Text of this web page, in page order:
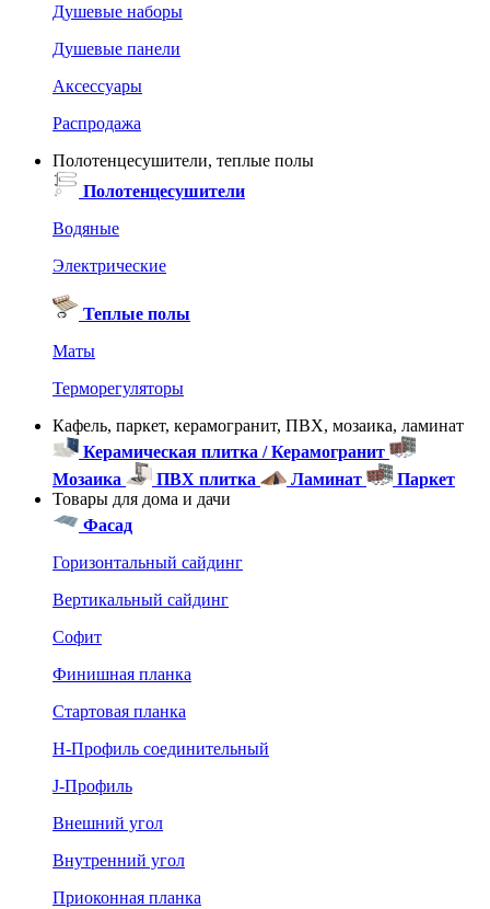
Душевые наборы
Душевые панели
Аксессуары
Распродажа
Полотенцесушители, теплые полы
Полотенцесушители
Водяные
Электрические
Теплые полы
Маты
Терморегуляторы
Кафель, паркет, керамогранит, ПВХ, мозаика, ламинат
Керамическая плитка / Керамогранит
Мозаика
ПВХ плитка Ламинат
Паркет
Товары для дома и дачи
Фасад
Горизонтальный сайдинг
Вертикальный сайдинг
Софит
Финишная планка
Стартовая планка
Н-Профиль соединительный
J-Профиль
Внешний угол
Внутренний угол
Приоконная планка